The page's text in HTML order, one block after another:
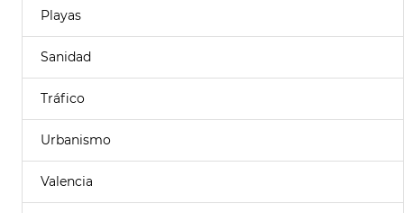
Playas
Sanidad
Tráfico
Urbanismo
Valencia